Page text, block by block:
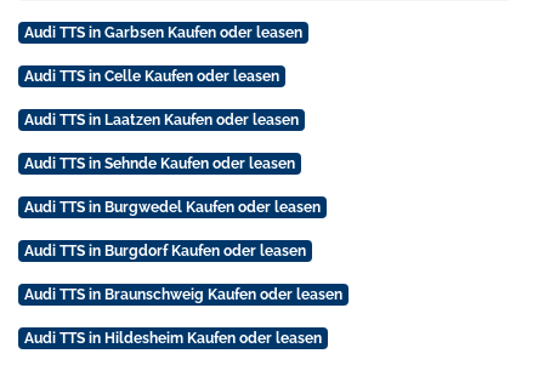
Audi TTS in Garbsen Kaufen oder leasen
Audi TTS in Celle Kaufen oder leasen
Audi TTS in Laatzen Kaufen oder leasen
Audi TTS in Sehnde Kaufen oder leasen
Audi TTS in Burgwedel Kaufen oder leasen
Audi TTS in Burgdorf Kaufen oder leasen
Audi TTS in Braunschweig Kaufen oder leasen
Audi TTS in Hildesheim Kaufen oder leasen